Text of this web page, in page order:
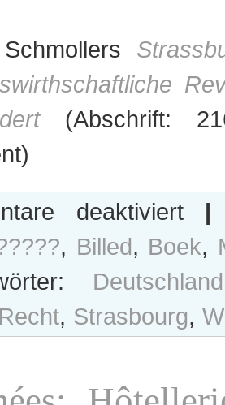
(Abschrift:
deaktiviertIm
Fokus
|
, Billed, Boek,
Deutschland
Recht, Strasbourg,